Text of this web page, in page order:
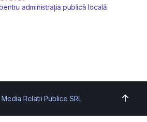
administrația publică locală
Relații Publice SRL